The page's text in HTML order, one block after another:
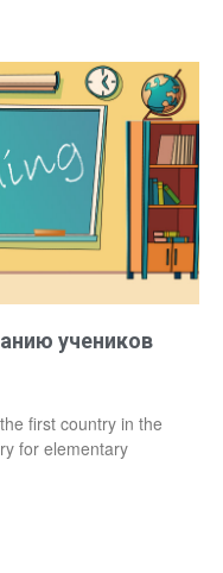
учеников
first country in the
for elementary